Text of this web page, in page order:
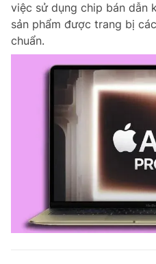
việc sử dụng chip bán dẫn
sản phẩm được trang bị
chuẩn.